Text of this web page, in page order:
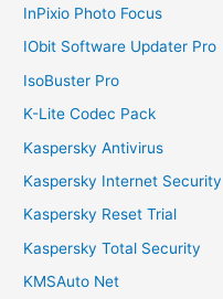
InPixio Photo Focus
IObit Software Updater Pro
IsoBuster Pro
K-Lite Codec Pack
Kaspersky Antivirus
Kaspersky Internet Security
Kaspersky Reset Trial
Kaspersky Total Security
KMSAuto Net